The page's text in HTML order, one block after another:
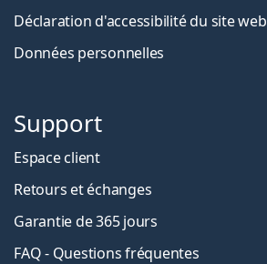
Déclaration d'accessibilité du site web
Données personnelles
Support
Espace client
Retours et échanges
Garantie de 365 jours
FAQ - Questions fréquentes